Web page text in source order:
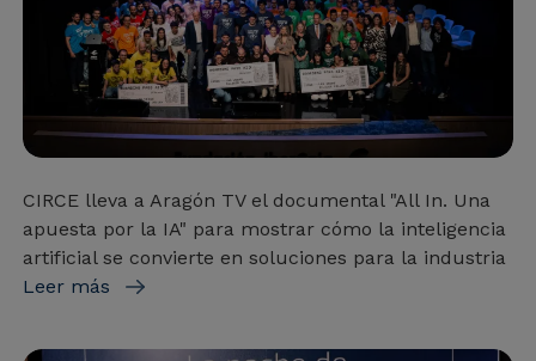
CIRCE lleva a Aragón TV el documental "All In. Una
apuesta por la IA" para mostrar cómo la inteligencia
artificial se convierte en soluciones para la industria
Leer más